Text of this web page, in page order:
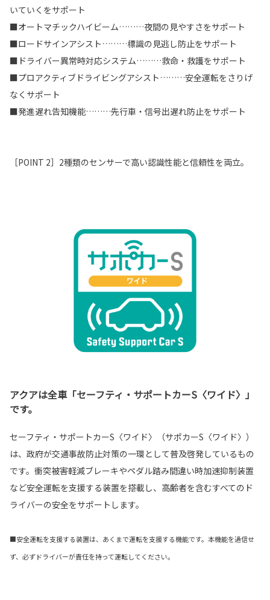
いていくをサポート
■オートマチックハイビーム………夜間の見やすさをサポート
■ロードサインアシスト………標識の見逃し防止をサポート
■ドライバー異常時対応システム………救命・救護をサポート
■プロアクティブドライビングアシスト………安全運転をさりげ
なくサポート
■発進遅れ告知機能………先行車・信号出遅れ防止をサポート
［POINT 2］2種類のセンサーで高い認識性能と信頼性を両立。
アクアは全車「セーフティ・サポートカーS〈ワイド〉」
です。
セーフティ・サポートカーS〈ワイド〉（サポカーS〈ワイド〉）
は、政府が交通事故防止対策の一環として普及啓発しているもの
です。衝突被害軽減ブレーキやペダル踏み間違い時加速抑制装置
など安全運転を支援する装置を搭載し、高齢者を含むすべてのド
ライバーの安全をサポートします。
■安全運転を支援する装置は、あくまで運転を支援する機能です。本機能を過信せ
ず、必ずドライバーが責任を持って運転してください。